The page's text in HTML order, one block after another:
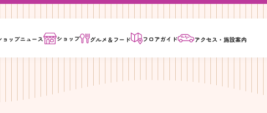
ョップニュース ショップ グルメ＆ フード フロアガイド アクセス・施設案内